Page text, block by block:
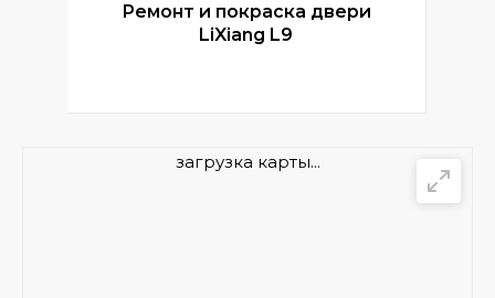
Ремонт и покраска двери
LiXiang L9
загрузка карты...